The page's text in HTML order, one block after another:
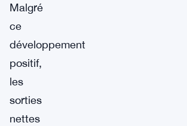
Malgré
ce
développement
positif,
les
sorties
nettes